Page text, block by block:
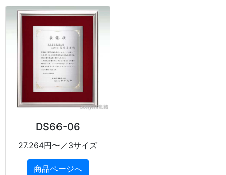
DS66-06
27.264円〜／3サイズ
商品ページへ